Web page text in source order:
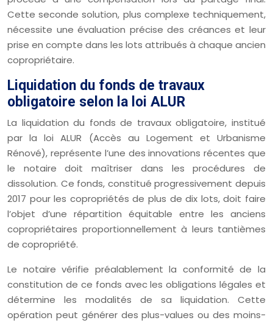
Cette seconde solution, plus complexe techniquement,
nécessite une évaluation précise des créances et leur
prise en compte dans les lots attribués à chaque ancien
copropriétaire.
Liquidation du fonds de travaux
obligatoire selon la loi ALUR
La liquidation du fonds de travaux obligatoire, institué
par la loi ALUR (Accès au Logement et Urbanisme
Rénové), représente l’une des innovations récentes que
le notaire doit maîtriser dans les procédures de
dissolution. Ce fonds, constitué progressivement depuis
2017 pour les copropriétés de plus de dix lots, doit faire
l’objet d’une répartition équitable entre les anciens
copropriétaires proportionnellement à leurs tantièmes
de copropriété.
Le notaire vérifie préalablement la conformité de la
constitution de ce fonds avec les obligations légales et
détermine les modalités de sa liquidation. Cette
opération peut générer des plus-values ou des moins-